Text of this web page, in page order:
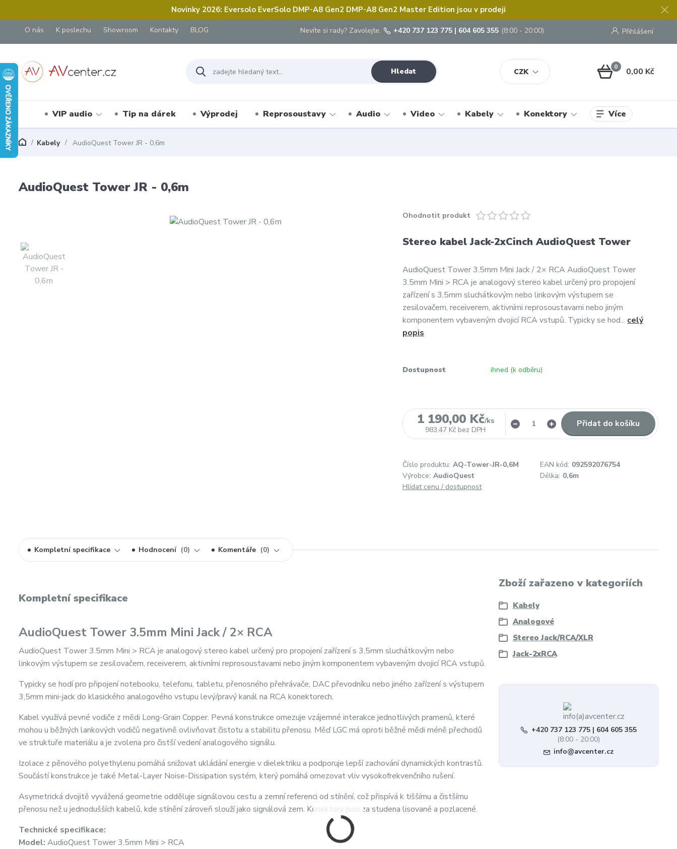
Novinky 2026: Eversolo EverSolo DMP-A8 Gen2 DMP-A8 Gen2 Master Edition jsou v prodeji
O nás K poslechu Showroom Kontakty BLOG
CZK
Přihlášení
Hledat
Nevíte si rady? Zavolejte. +420 737 123 775 | 604 605 355 (8:00 - 20:00)
0 0,00 Kč
VIP audio Tip na dárek Výprodej Reprosoustavy Audio Video Kabely Konektory Více
Kabely AudioQuest Tower JR - 0,6m
AudioQuest Tower JR - 0,6m
Ohodnotit produkt
Stereo kabel Jack-2xCinch AudioQuest Tower
AudioQuest Tower 3.5mm Mini Jack / 2× RCA AudioQuest Tower
3.5mm Mini > RCA je analogový stereo kabel určený pro propojení
zařízení s 3,5mm sluchátkovým nebo linkovým výstupem se
zesilovačem, receiverem, aktivními reprosoustavami nebo jiným
komponentem vybaveným dvojicí RCA vstupů. Typicky se hod... celý
popis
Dostupnost ihned (k odběru)
1 190,00 Kč/ks
983,47 Kč bez DPH
Přidat do košíku
Číslo produktu: AQ-Tower-JR-0,6M EAN kód: 092592076754
Výrobce: AudioQuest Délka: 0,6m
Hlídat cenu / dostupnost
Kompletní specifikace Hodnocení 0 Komentáře 0
Kompletní specifikace
AudioQuest Tower 3.5mm Mini Jack / 2× RCA
AudioQuest Tower 3.5mm Mini > RCA je analogový stereo kabel určený pro propojení zařízení s 3,5mm sluchátkovým nebo
linkovým výstupem se zesilovačem, receiverem, aktivními reprosoustavami nebo jiným komponentem vybaveným dvojicí RCA vstupů.
Typicky se hodí pro připojení notebooku, telefonu, tabletu, přenosného přehrávače, DAC převodníku nebo jiného zařízení s výstupem
3,5mm mini-jack do klasického analogového vstupu levý/pravý kanál na RCA konektorech.
Kabel využívá pevné vodiče z mědi Long-Grain Copper. Pevná konstrukce omezuje vzájemné interakce jednotlivých pramenů, které
mohou u běžných lankových vodičů negativně ovlivňovat čistotu a stabilitu přenosu. Měď LGC má oproti běžné mědi méně přechodů
ve struktuře materiálu a je zvolena pro čistší vedení analogového signálu.
Izolace z pěnového polyethylenu pomáhá snižovat ukládání energie v dielektriku a podporuje lepší zachování dynamických kontrastů.
Součástí konstrukce je také Metal-Layer Noise-Dissipation systém, který pomáhá omezovat vliv vysokofrekvenčního rušení.
Asymetrická dvojitě vyvážená geometrie odděluje signálovou cestu a zemní referenci od stínění, což přispívá k tiššímu a čistšímu
přenosu než u jednodušších kabelů, kde stínění zároveň slouží jako signálová zem. Konektory jsou za studena lisované a pozlacené.
Technické specifikace:
Model: AudioQuest Tower 3.5mm Mini > RCA
Zboží zařazeno v kategoriích
Kabely
Analogové
Stereo Jack/RCA/XLR
Jack-2xRCA
+420 737 123 775 | 604 605 355
(8:00 - 20:00)
info@avcenter.cz